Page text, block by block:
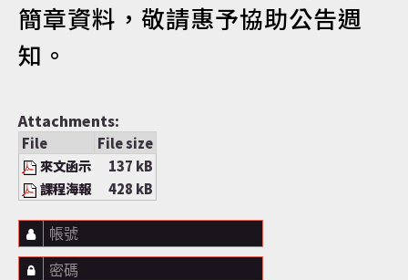
資訊公開
民意交流
簡章資料，敬請惠予協助公告週
知。
Attachments:
File
File size
來文函示
137 kB
課程海報
428 kB
帳號
密碼